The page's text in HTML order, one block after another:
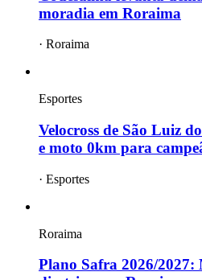
moradia em Roraima
· Roraima
Esportes
Velocross de São Luiz
e moto 0km para
· Esportes
Roraima
Plano Safra 2026/2027: